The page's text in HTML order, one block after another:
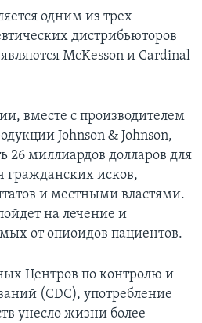
одним из трех
дистрибьюторов
McKesson и Cardinal
вместе с производителем
Johnson & Johnson,
26 миллиардов долларов для
гражданских исков,
и местными властями.
на лечение и
от опиоидов пациентов.
Центров по контролю и
(CDC), употребление
унесло жизни более